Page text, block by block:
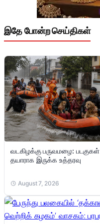
இதே போன்ற செய்திகள்
வடகிழக்கு பருவமழை: படகுகள்
தயாராக இருக்க உத்தரவு
August 7, 2026